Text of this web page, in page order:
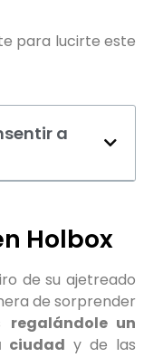
para lucirte este
a
Holbox
de su ajetreado
de sorprender
regalándole un
ciudad y de las